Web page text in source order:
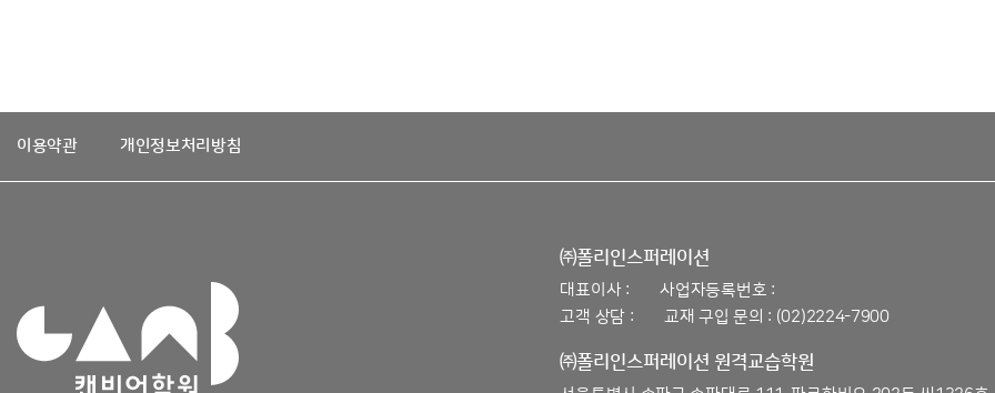
이용약관 개인정보처리방침
㈜폴리인스퍼레이션
대표이사 :
사업자등록번호 :
고객 상담 :
교재 구입 문의 : (02)2224-7900
㈜폴리인스퍼레이션 원격교습학원